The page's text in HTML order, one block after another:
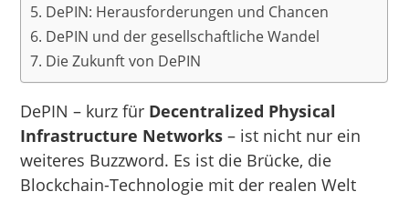
DePIN: Herausforderungen und Chancen
DePIN und der gesellschaftliche Wandel
Die Zukunft von DePIN
DePIN – kurz für Decentralized Physical
Infrastructure Networks – ist nicht nur ein
weiteres Buzzword. Es ist die Brücke, die
Blockchain-Technologie mit der realen Welt